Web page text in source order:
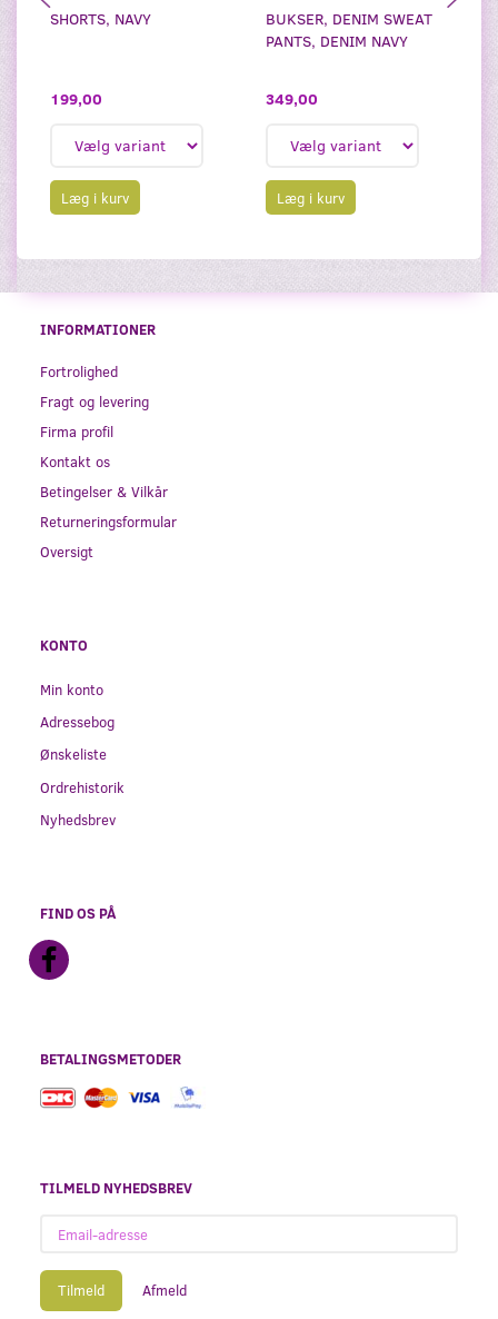
SHORTS, NAVY
199,00
Læg i kurv
BUKSER, DENIM SWEAT
PANTS, DENIM NAVY
349,00
Læg i kurv
INFORMATIONER
Fortrolighed
Fragt og levering
Firma profil
Kontakt os
Betingelser & Vilkår
Returneringsformular
Oversigt
KONTO
Min konto
Adressebog
Ønskeliste
Ordrehistorik
Nyhedsbrev
FIND OS PÅ
BETALINGSMETODER
TILMELD NYHEDSBREV
adresse
Tilmeld Afmeld